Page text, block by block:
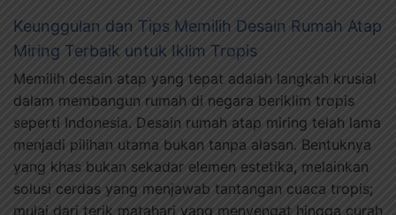
Keunggulan dan Tips Memilih Desain Rumah Atap
Miring Terbaik untuk Iklim Tropis
Memilih desain atap yang tepat adalah langkah krusial
dalam membangun rumah di negara beriklim tropis
seperti Indonesia. Desain rumah atap miring telah lama
menjadi pilihan utama bukan tanpa alasan. Bentuknya
yang khas bukan sekadar elemen estetika, melainkan
solusi cerdas yang menjawab tantangan cuaca tropis;
mulai dari terik matahari yang menyengat hingga curah